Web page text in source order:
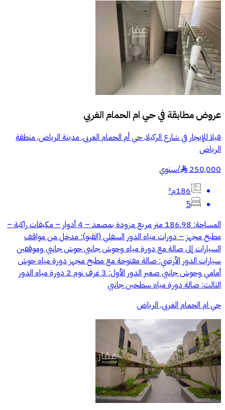
عروض مطابقة فيحي ام الحمام الغربي
فيلا للإيجار في شارع الركيلا, حي أم الحمام الغربي, مدينة الرياض, منطقة
الرياض
250,000
§
/سنوي
186م²
5
المساحة: 186.98 متر مربع مزودة بمصعد – 4 أدوار – مكيفات راكبة –
مطبخ مجهز – دورات مياه الدور السفلي (القبو): مدخل من مواقف
السيارات إلى صالة مع دورة مياه وحوش جانبي حوش جانبي وموقفين
سيارات الدور الأرضي: صالة مفتوحة مع مطبخ مجهز دورة مياه حوش
أمامي وحوش جانبي صغير الدور الأول: 3 غرف نوم 2 دورة مياه الدور
الثالث: صالة دورة مياه سطحين جانبي
حي ام الحمام الغربي, الرياض